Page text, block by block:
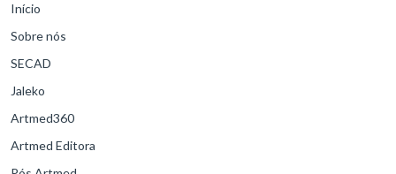
Início
Sobre nós
SECAD
Jaleko
Artmed360
Artmed Editora